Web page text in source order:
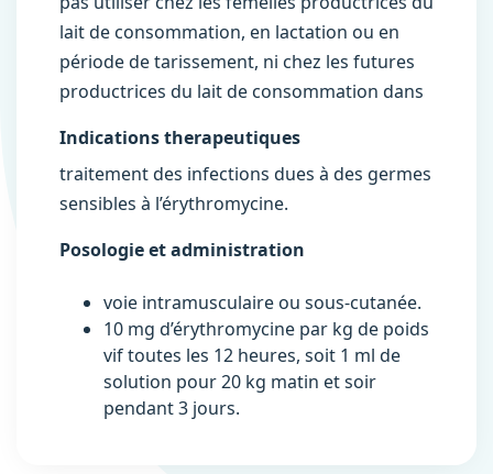
lait de consommation, en lactation ou en
période de tarissement, ni chez les futures
productrices du lait de consommation dans
Indications therapeutiques
traitement des infections dues à des germes
sensibles à l’érythromycine.
Posologie et administration
voie intramusculaire ou sous-cutanée.
10 mg d’érythromycine par kg de poids
vif toutes les 12 heures, soit 1 ml de
solution pour 20 kg matin et soir
pendant 3 jours.